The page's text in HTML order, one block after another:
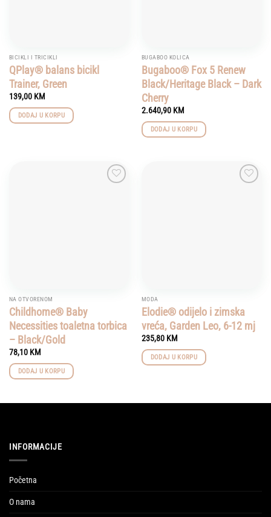
BICIKLI I TRICIKLI
QPlay® balans bicikl
Trainer, Green
139,00 KM
DODAJ U KORPU
BUGABOO KOLICA
Bugaboo® Fox 5 Renew
Black/Heritage Black – Dark
Cherry
2.640,90 KM
DODAJ U KORPU
NA OTVORENOM
Childhome® Baby
Necessities toaletna torbica
– Black/Gold
78,10 KM
DODAJ U KORPU
MODA
Elodie® odijelo i zimska
vreća, Garden Leo, 6-12 mj
235,80 KM
DODAJ U KORPU
INFORMACIJE
Početna
O nama